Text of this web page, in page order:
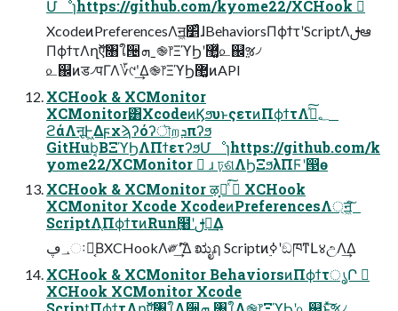
Մೳɿhttps://github.com/kyome22/XCHook 􀐛
XcodeͷPreferencesΛॻ͖׵͑ͯɺBehaviorsΠϕϯτʹScriptΛࢦఆ
ΠϕϯτΛղऍͯ͠৘ใ੔ܗˍ֎෦ΞϓϦʹ޲͚ͯ௨஌ૹ৴
௨஌ͷड৴पΓΛ؆୯ʹ͢Δ֎෦ΞϓϦ޲͚ͷAPI
XCHook & XCMonitor
XCMonitor͸XcodeͷϏϧυͱςετͷΠϕϯτΛ؂ࢹͯ͠
ϩάΛऩूͰ͖Δϝχϡʔόʔৗறܕπʔϧ
GitHub͔ΒΞϓϦΛΠϯετʔϧՄೳɿhttps://github.com/k
yome22/XCMonitor 􁓵 ɹ ঢ়ଶΛϦΞϧλΠϜʹ൓ө
XCHook & XCMonitor ऴ͓ྃͯ͘͠ 􀐛 XCHook
XCMonitor Xcode XcodeͷPreferencesΛ্ॻ͖ͯ͠
ScriptΛ֤ΠϕϯτͷRun߲໨ʹࢦఆ͢Δ
؀ڥઃఆ͔ΒXCHookΛ༗ޮʹ͢Δ ಋೖฤ Scriptͷ࣮ߦʹඞཁͳԼ४උΛ͢Δ
XCHook & XCMonitor BehaviorsͷΠϕϯτൃՐ 􀐛
XCHook XCMonitor Xcode